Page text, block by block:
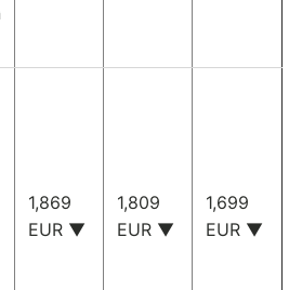
1,869
EUR ▼
1,809
EUR ▼
1,699
EUR ▼